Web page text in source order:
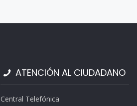
ATENCIÓN AL CIUDADANO
Central Telefónica